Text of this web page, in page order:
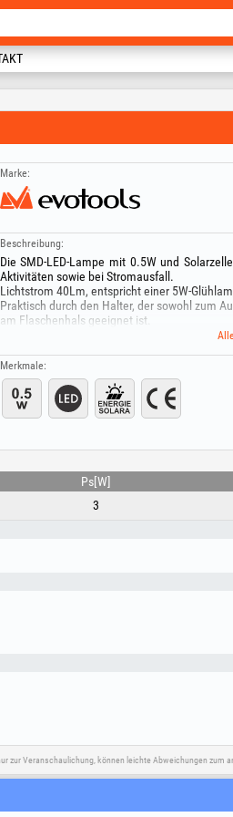
Marke:
Beschreibung:
Die SMD-LED-Lampe mit 0.5W und
Aktivitäten sowie bei Stromausfall.
Lichtstrom 40Lm, entspricht einer 5W-
Praktisch durch den Halter, der sowohl zum
am Flaschenhals geeignet ist.
Die Lampe verfügt über eine 0.33 Watt-
Sie kann auf 2 Beleuchtungsstufen
Betriebsstunden. Die Ladezeit mit
Lebensdauer der LED: 50.000 h.
Schließen Sie das Produkt nicht an eine
Von Feuer fernhalten! Die
das Produkt nicht in explosionsgefährdeten
DEEE-Sammel- und Recyclingstellen ab.
Merkmale:
Ps[W]
3
zur Veranschaulichung, können leichte Abweichungen
Streitbeilegung